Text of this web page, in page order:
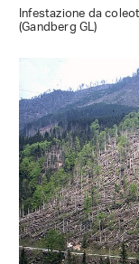
Infestazione da
(Gandberg GL)